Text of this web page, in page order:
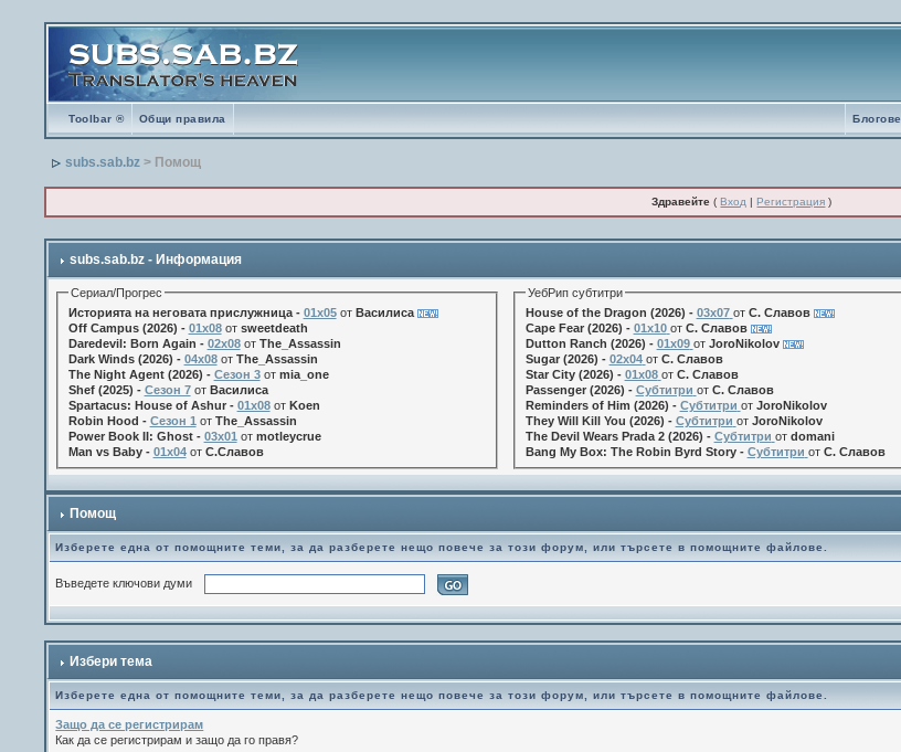
Toolbar ® Общи правила Блогове
subs.sab.bz > Помощ
Здравейте (Вход |Регистрация )
subs.sab.bz - Информация
Сериал/Прогрес
Историята на неговата прислужница - 01х05от Василиса
Off Campus (2026) - 01x08от sweetdeath
Daredevil: Born Again - 02x08от The_Assassin
Dark Winds (2026) - 04x08от The_Assassin
The Night Agent (2026) - Сезон 3от mia_one
Shef (2025) - Сезон 7от Василиса
Spartacus: House of Ashur - 01x08от Koen
Robin Hood - Сезон 1 от The_Assassin
Power Book II: Ghost - 03x01 от motleycrue
Man vs Baby - 01x04от С.Славов
УебРип субтитри
House of the Dragon (2026) - 03x07 от С. Славов
Cape Fear (2026) - 01x10 от С. Славов
Dutton Ranch (2026) - 01x09 от JoroNikolov
Sugar (2026) - 02x04 от С. Славов
Star City (2026) - 01x08 от С. Славов
Passenger (2026) - Субтитри от С. Славов
Reminders of Him (2026) - Субтитри от JoroNikolov
They Will Kill You (2026) - Субтитри от JoroNikolov
The Devil Wears Prada 2 (2026) - Субтитри от domani
Bang My Box: The Robin Byrd Story - Субтитри от С. Славов
Помощ
Изберете една от помощните теми, за да разберете нещо повече за този форум, или търсете в помощните файлове.
Въведете ключови думи
Избери тема
Изберете една от помощните теми, за да разберете нещо повече за този форум, или търсете в помощните файлове.
Защо да се регистрирам
Как да се регистрирам и защо да го правя?